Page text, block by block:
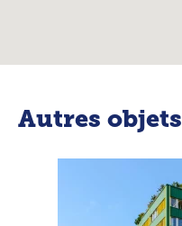
Autres objets